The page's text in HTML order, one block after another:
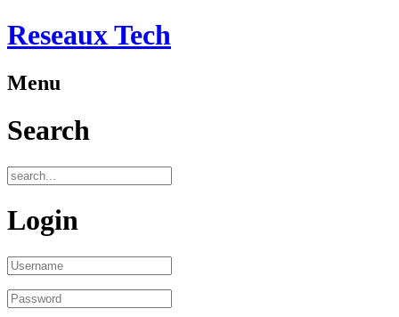
Reseaux Tech
Menu
Search
Login